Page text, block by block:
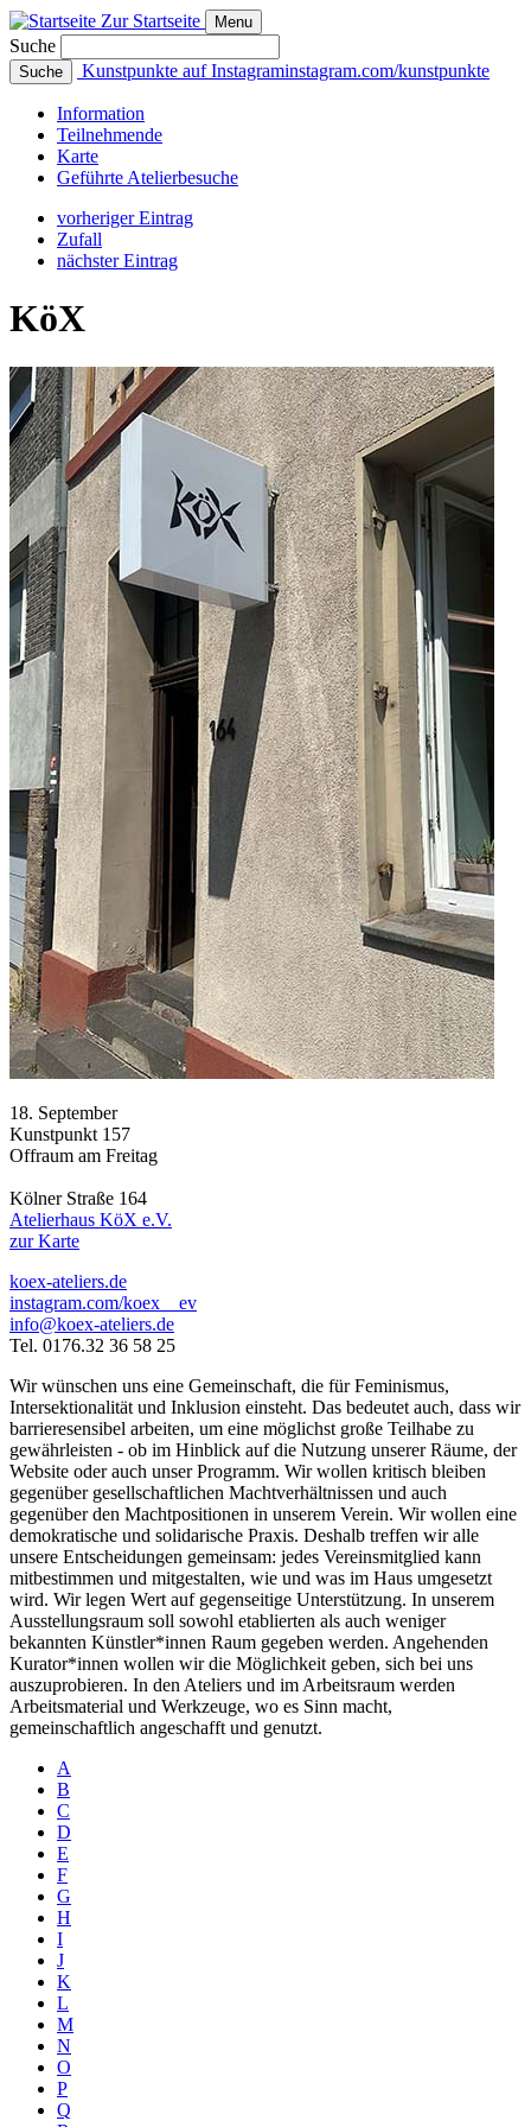
Zur Startseite Menu
Suche
Suche Kunstpunkte auf Instagraminstagram.com/kunstpunkte
Information
Teilnehmende
Karte
Geführte Atelierbesuche
vorheriger Eintrag
Zufall
nächster Eintrag
KöX
18. September
Kunstpunkt 157
Offraum am Freitag
Kölner Straße 164
Atelierhaus KöX e.V.
zur Karte
koex-ateliers.de
instagram.com/koex__ev
info@koex-ateliers.de
Tel. 0176.32 36 58 25
Wir wünschen uns eine Gemeinschaft, die für Feminismus,
Intersektionalität und Inklusion einsteht. Das bedeutet auch, dass wir
barrieresensibel arbeiten, um eine möglichst große Teilhabe zu
gewährleisten - ob im Hinblick auf die Nutzung unserer Räume, der
Website oder auch unser Programm. Wir wollen kritisch bleiben
gegenüber gesellschaftlichen Machtverhältnissen und auch
gegenüber den Machtpositionen in unserem Verein. Wir wollen eine
demokratische und solidarische Praxis. Deshalb treffen wir alle
unsere Entscheidungen gemeinsam: jedes Vereinsmitglied kann
mitbestimmen und mitgestalten, wie und was im Haus umgesetzt
wird. Wir legen Wert auf gegenseitige Unterstützung. In unserem
Ausstellungsraum soll sowohl etablierten als auch weniger
bekannten Künstler*innen Raum gegeben werden. Angehenden
Kurator*innen wollen wir die Möglichkeit geben, sich bei uns
auszuprobieren. In den Ateliers und im Arbeitsraum werden
Arbeitsmaterial und Werkzeuge, wo es Sinn macht,
gemeinschaftlich angeschafft und genutzt.
A
B
C
D
E
F
G
H
I
J
K
L
M
N
O
P
Q